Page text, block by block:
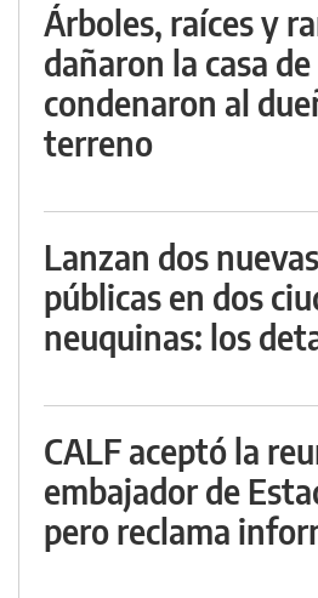
Árboles, raíces y
dañaron la casa
condenaron al
terreno
Lanzan dos
públicas en dos
neuquinas: los
CALF aceptó la
embajador de
pero reclama